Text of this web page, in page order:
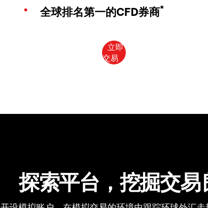
全球排名第一的CFD券商*
探索平台，挖掘交易